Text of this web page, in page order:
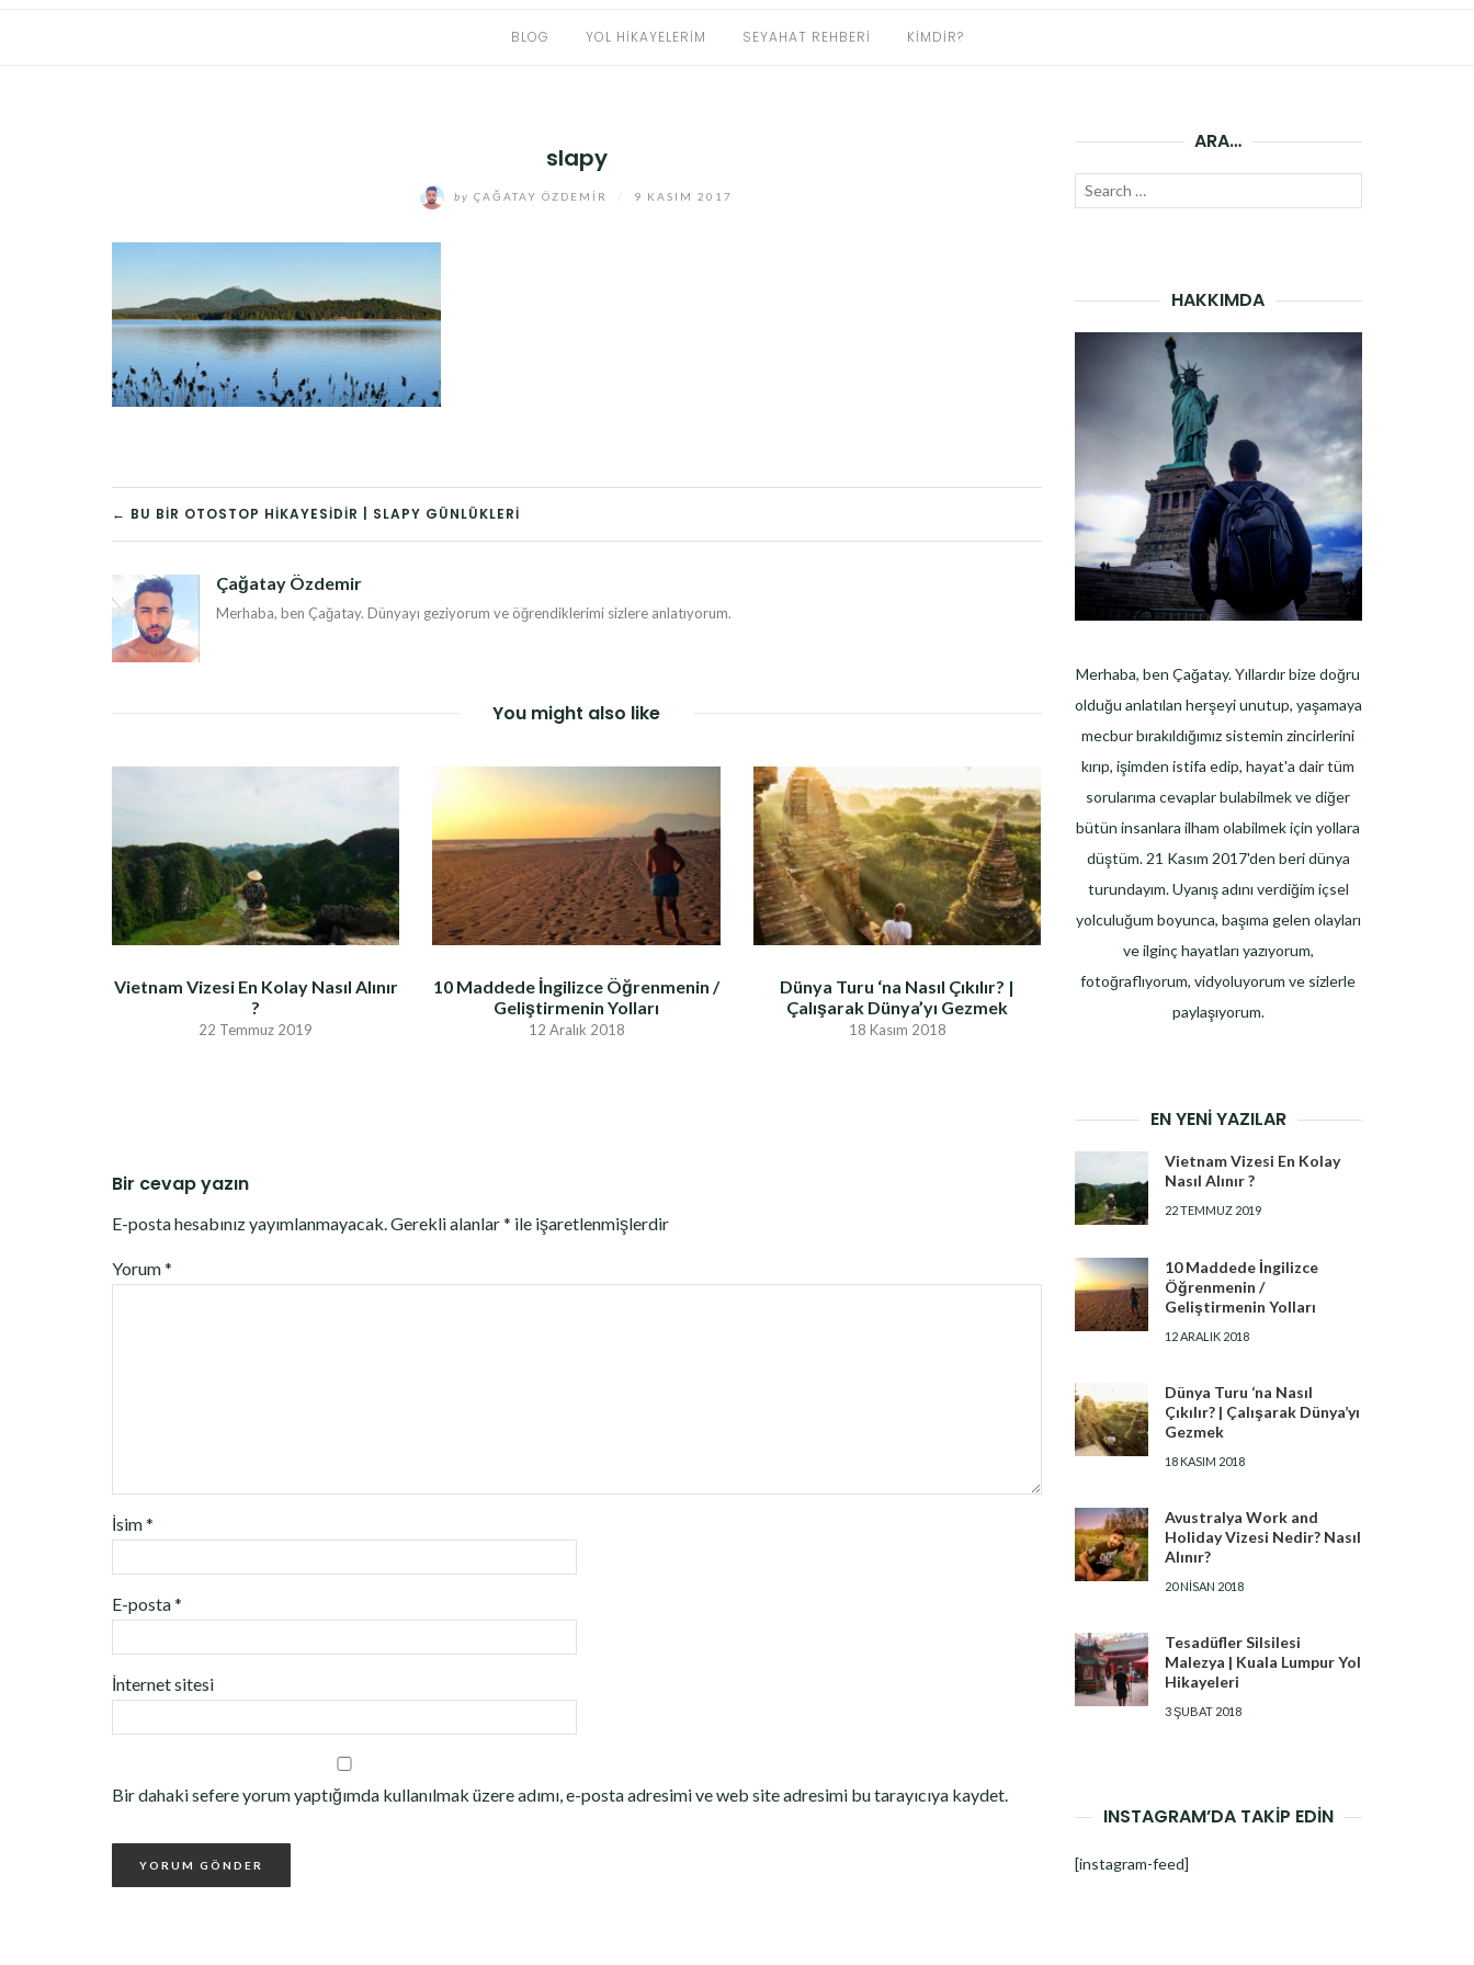
BLOG YOL HIKAYELERIM SEYAHAT REHBERI KIMDIR?
slapy
by ÇAĞATAY ÖZDEMIR 9 KASIM 2017
YAZI
DOLAŞIMI
← BU BIR OTOSTOP HIKAYESIDIR | SLAPY GÜNLÜKLERI
Çağatay Özdemir
Merhaba, ben Çağatay. Dünyayı geziyorum ve öğrendiklerimi sizlere anlatıyorum.
You might also like
Vietnam Vizesi En Kolay Nasıl Alınır
?
22 Temmuz 2019
10 Maddede İngilizce Öğrenmenin /
Geliştirmenin Yolları
12 Aralık 2018
Dünya Turu ‘na Nasıl Çıkılır? |
Çalışarak Dünya’yı Gezmek
18 Kasım 2018
Bir cevap yazın
E-posta hesabınız yayımlanmayacak.Gerekli alanlar* ile işaretlenmişlerdir
Yorum*
İsim*
E-posta*
İnternet sitesi
Bir dahaki sefere yorum yaptığımda kullanılmak üzere adımı, e-posta adresimi ve web site adresimi bu tarayıcıya kaydet.
ARA…
Search
HAKKIMDA
Merhaba, ben Çağatay. Yıllardır bize doğru
olduğu anlatılan herşeyi unutup, yaşamaya
mecbur bırakıldığımız sistemin zincirlerini
kırıp, işimden istifa edip, hayat'a dair tüm
sorularıma cevaplar bulabilmek ve diğer
bütün insanlara ilham olabilmek için yollara
düştüm. 21 Kasım 2017'den beri dünya
turundayım. Uyanış adını verdiğim içsel
yolculuğum boyunca, başıma gelen olayları
ve ilginç hayatları yazıyorum,
fotoğraflıyorum, vidyoluyorum ve sizlerle
paylaşıyorum.
EN YENI YAZILAR
Vietnam Vizesi En Kolay
Nasıl Alınır ?
22 TEMMUZ 2019
10 Maddede İngilizce
Öğrenmenin /
Geliştirmenin Yolları
12 ARALIK 2018
Dünya Turu ‘na Nasıl
Çıkılır? | Çalışarak Dünya’yı
Gezmek
18 KASIM 2018
Avustralya Work and
Holiday Vizesi Nedir? Nasıl
Alınır?
20 NISAN 2018
Tesadüfler Silsilesi
Malezya | Kuala Lumpur Yol
Hikayeleri
3 ŞUBAT 2018
INSTAGRAM’DA TAKİP EDİN
[instagram-feed]